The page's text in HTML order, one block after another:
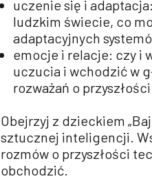
uczenie się i
ludzkim świecie, co
adaptacyjnych
emocje i relacje: czy i
uczucia i wchodzić w
rozważań o przyszłości
Obejrzyj z dzieckiem
sztucznej inteligencji.
rozmów o przyszłości
obchodzić.